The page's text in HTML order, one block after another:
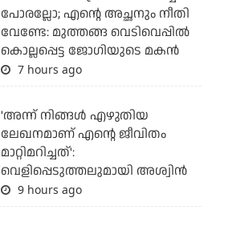
പോരല്ലോ; എന്റെ അച്ഛനും നീതി
വേണ്ടേ: മുത്തങ്ങ വെടിവെപ്പില്‍
കൊല്ലപ്പെട്ട ജോഗിയുടെ മകന്‍
7 hours ago
'അന്ന് നിങ്ങള്‍ എഴുതിയ
ലേഖനമാണ് എന്റെ ജീവിതം
മാറ്റിമറിച്ചത്':
വെളിപ്പെടുത്തലുമായി അശ്വിന്‍
9 hours ago